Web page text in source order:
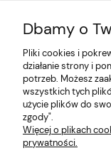
która łączy jakość
inspirowane
charakterem –
Informacje
Płatności i
Dbamy o
Pliki cookies i
działanie strony i
potrzeb. Możesz
wszystkich tych
użycie plików do
zgody".
Więcej o plikach
prywatności.